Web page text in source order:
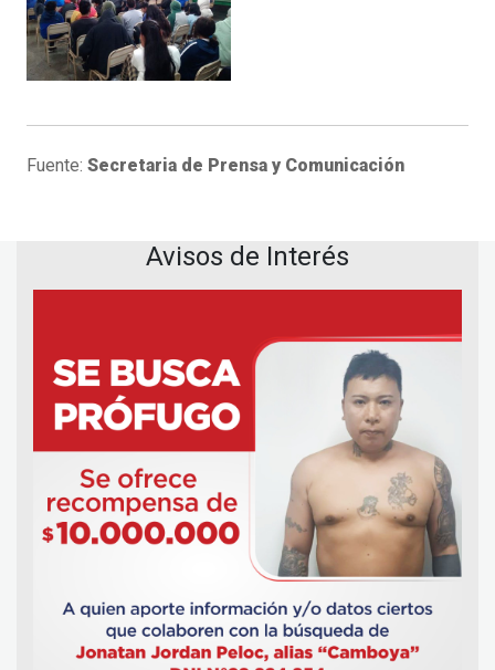
Fuente: Secretaria de Prensa y Comunicación
Avisos de Interés